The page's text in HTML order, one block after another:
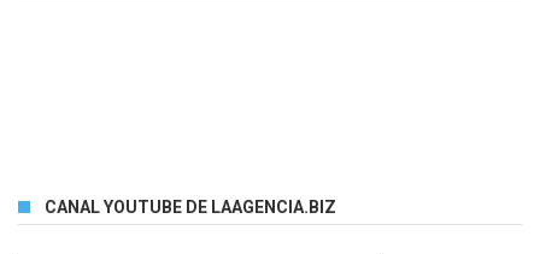
CANAL YOUTUBE DE LAAGENCIA.BIZ